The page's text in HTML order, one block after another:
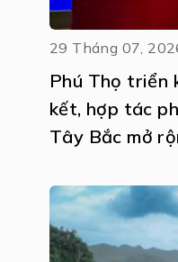
29 Tháng 07,
Phú Thọ triển
kết, hợp tác
Tây Bắc mở